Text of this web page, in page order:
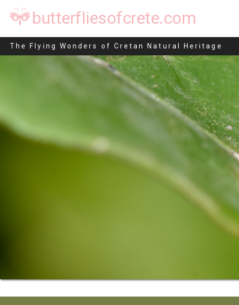
butterfliesofcrete.com
The Flying Wonders of Cretan Natural Heritage
Prays citri